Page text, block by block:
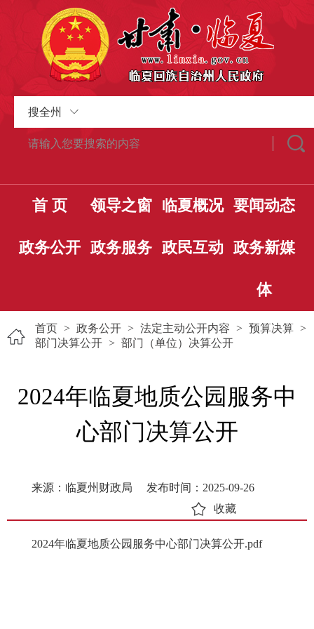
搜全州
首 页 领导之窗 临夏概况 要闻动态
政务公开 政务服务 政民互动 政务新媒
体
首页 > 政务公开 > 法定主动公开内容 > 预算决算 >
部门决算公开 > 部门（单位）决算公开
2024年临夏地质公园服务中
心部门决算公开
来源：临夏州财政局
发布时间：2025-09-26
收藏
2024年临夏地质公园服务中心部门决算公开.pdf